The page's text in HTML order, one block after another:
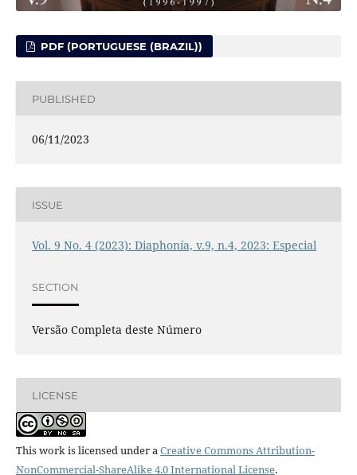
PDF (PORTUGUESE (BRAZIL))
PUBLISHED
06/11/2023
ISSUE
Vol. 9 No. 4 (2023): Diaphonía, v.9, n.4, 2023: Especial
SECTION
Versão Completa deste Número
LICENSE
This work is licensed under aCreative Commons Attribution-
NonCommercial-ShareAlike 4.0 International License.